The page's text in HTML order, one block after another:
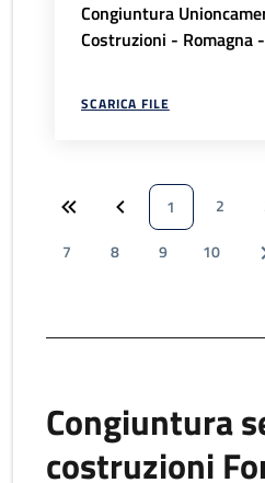
Congiuntura
Costruzioni -
SCARICA FILE
1 2
7
8 9 10
Congiuntura
costruzioni